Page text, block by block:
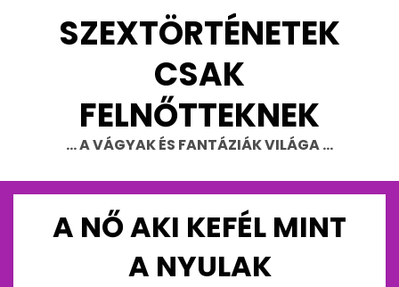
SZEXTÖRTÉNETEK
CSAK
FELNŐTTEKNEK
… A VÁGYAK ÉS FANTÁZIÁK VILÁGA …
A NŐ AKI KEFÉL MINT
A NYULAK